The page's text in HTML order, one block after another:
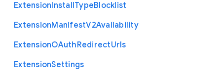
ExtensionInstallTypeBlocklist
ExtensionManifestV2Availability
ExtensionOAuthRedirectUrls
ExtensionSettings